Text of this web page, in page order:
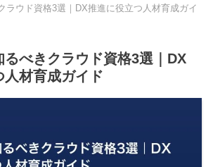
ラウド資格3選｜DX推進に役立つ人材育成ガイ
るべきクラウド資格3選｜DX
人材育成ガイド